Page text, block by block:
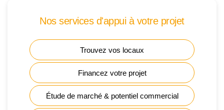
Nos services d'appui à votre projet
Trouvez vos locaux
Financez votre projet
Étude de marché & potentiel commercial